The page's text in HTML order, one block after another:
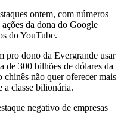
ontem, com números
da dona do Google
do YouTube.
pro dono da Evergrande usar
de 300 bilhões de dólares da
não quer oferecer mais
a classe bilionária.
negativo de empresas